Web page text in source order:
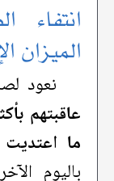
انتفاء
الميزان
نعود
عاقبتهم
ما
باليوم